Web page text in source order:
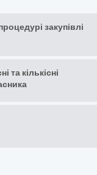
закупівлі
та кількісні